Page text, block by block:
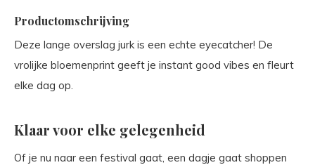
Productomschrijving
Deze lange overslag jurk is een echte eyecatcher! De
vrolijke bloemenprint geeft je instant good vibes en fleurt
elke dag op.
Klaar voor elke gelegenheid
Of je nu naar een festival gaat, een dagje gaat shoppen